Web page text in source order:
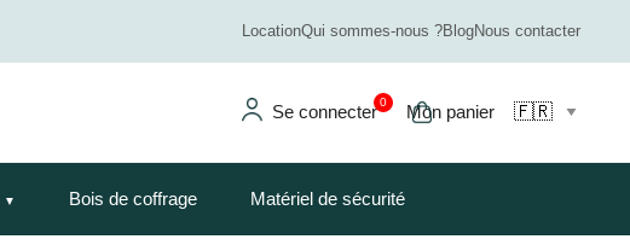
LocationQui sommes-nous ?BlogNous contacter
Se connecter Mon panier
0
Bois de coffrage Matériel de sécurité